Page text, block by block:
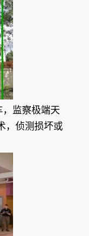
，监察极端天
，侦测损坏或